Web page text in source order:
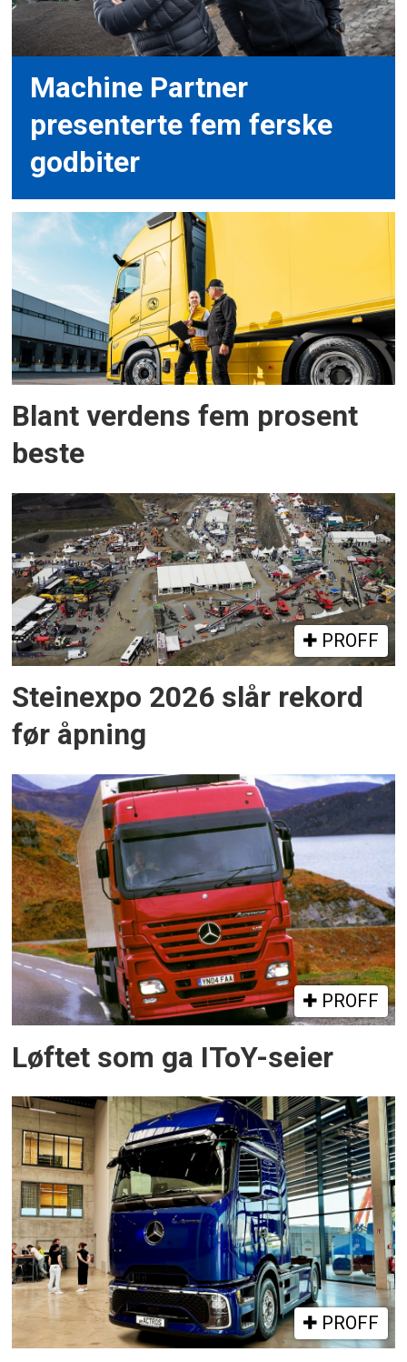
Machine Partner
presenterte fem ferske
godbiter
Blant verdens fem prosent
beste
PROFF
Steinexpo 2026 slår rekord
før åpning
PROFF
Løftet som ga IToY-seier
PROFF